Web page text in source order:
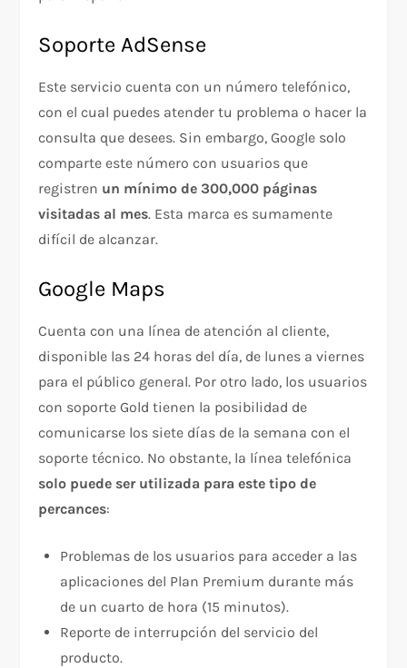
Soporte AdSense
Este servicio cuenta con un número telefónico,
con el cual puedes atender tu problema o hacer la
consulta que desees. Sin embargo, Google solo
comparte este número con usuarios que
registren un mínimo de 300,000 páginas
visitadas al mes. Esta marca es sumamente
difícil de alcanzar.
Google Maps
Cuenta con una línea de atención al cliente,
disponible las 24 horas del día, de lunes a viernes
para el público general. Por otro lado, los usuarios
con soporte Gold tienen la posibilidad de
comunicarse los siete días de la semana con el
soporte técnico. No obstante, la línea telefónica
solo puede ser utilizada para este tipo de
percances:
Problemas de los usuarios para acceder a las
aplicaciones del Plan Premium durante más
de un cuarto de hora (15 minutos).
Reporte de interrupción del servicio del
producto.